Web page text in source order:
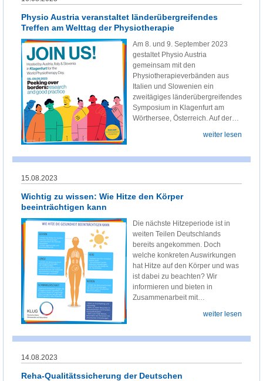
Physio Austria veranstaltet länderübergreifendes
Treffen am Welttag der Physiotherapie
Am 8. und 9. September 2023
gestaltet Physio Austria
gemeinsam mit den
Physiotherapieverbänden aus
Italien und Slowenien ein
zweitägiges länderübergreifendes
Symposium in Klagenfurt am
Wörthersee, Österreich. Auf der…
weiter lesen
15.08.2023
Wichtig zu wissen: Wie Hitze den Körper
beeinträchtigen kann
Die nächste Hitzeperiode ist in
weiten Teilen Deutschlands
bereits angekommen. Doch
welche konkreten Auswirkungen
hat Hitze auf den Körper und was
ist dabei zu beachten? Wir
informieren und bieten in
Zusammenarbeit mit…
weiter lesen
14.08.2023
Reha-Qualitätssicherung der Deutschen